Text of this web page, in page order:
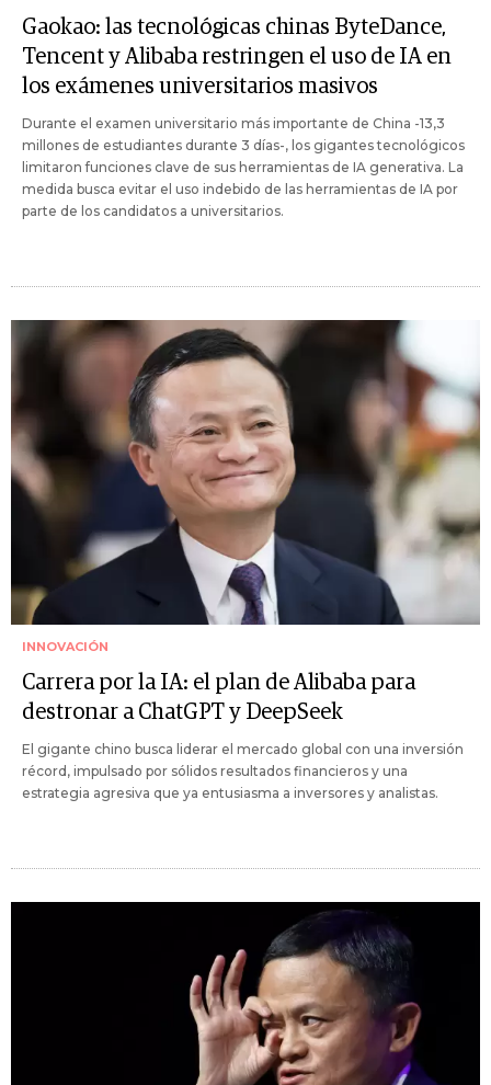
Gaokao: las tecnológicas chinas ByteDance,
Tencent y Alibaba restringen el uso de IA en
los exámenes universitarios masivos
Durante el examen universitario más importante de China -13,3
millones de estudiantes durante 3 días-, los gigantes tecnológicos
limitaron funciones clave de sus herramientas de IA generativa. La
medida busca evitar el uso indebido de las herramientas de IA por
parte de los candidatos a universitarios.
INNOVACIÓN
Carrera por la IA: el plan de Alibaba para
destronar a ChatGPT y DeepSeek
El gigante chino busca liderar el mercado global con una inversión
récord, impulsado por sólidos resultados financieros y una
estrategia agresiva que ya entusiasma a inversores y analistas.